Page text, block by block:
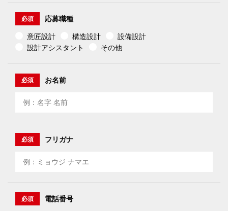
必須 応募職種
意匠設計 構造設計
設備設計
設計アシスタント
その他
必須 お名前
必須 フリガナ
必須 電話番号